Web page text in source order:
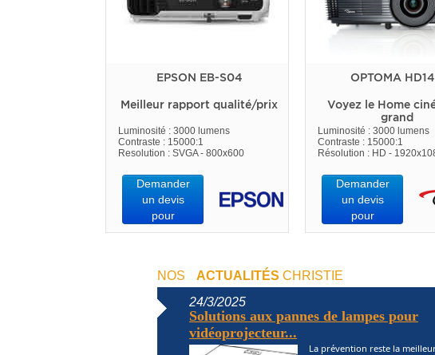
EPSON EB-S04
Meilleur rapport qualité/prix
Luminosité : 3000 lumens
Contraste : 15000:1
Resolution : SVGA - 800x600
Demander
un devis
pour
OPTOMA
Voyez le Home
grand
Luminosité : 3000 lumens
Contraste : 15000:1
Résolution : HD -
Demander
un devis
pour
NOS ACTUALITÉS CHRISTIE
24/3/2025
Solutions aux pannes de lampes pour
vidéoprojecteur...
La prévention reste la